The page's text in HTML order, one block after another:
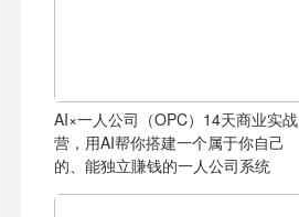
AI×一人公司（OPC）14天商业实战
营，用AI帮你搭建一个属于你自己
的、能独立賺钱的一人公司系统